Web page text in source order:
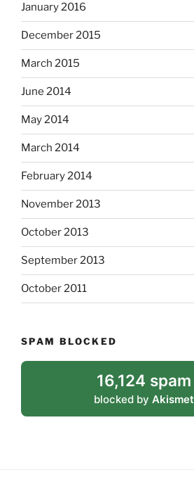
January 2016
December 2015
March 2015
June 2014
May 2014
March 2014
February 2014
November 2013
October 2013
September 2013
October 2011
SPAM BLOCKED
16,124 spam
blocked by Akismet